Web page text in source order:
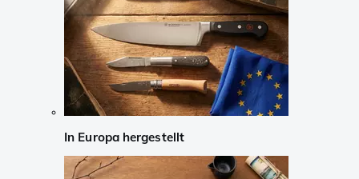
In Europa hergestellt